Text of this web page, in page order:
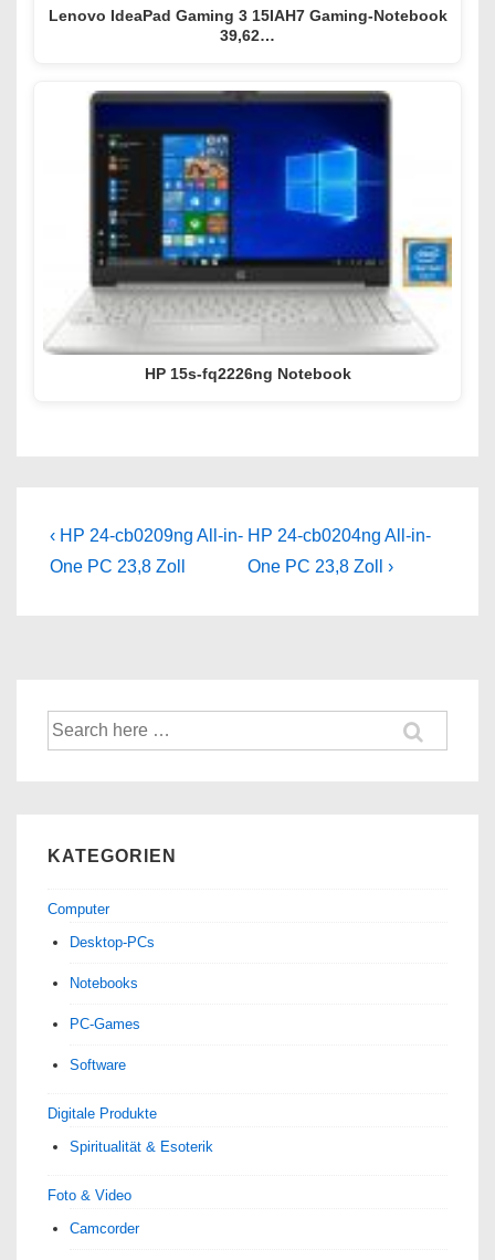
Lenovo IdeaPad Gaming 3 15IAH7 Gaming-Notebook
39,62…
HP 15s-fq2226ng Notebook
Beitragsnavigation
Previous
Post
‹ HP 24-cb0209ng All-in-
One PC 23,8 Zoll
Next
Post
HP 24-cb0204ng All-in-
One PC 23,8 Zoll ›
Suche
nach:
KATEGORIEN
Computer
Desktop-PCs
Notebooks
PC-Games
Software
Digitale Produkte
Spiri­tua­lität & Esoterik
Foto & Video
Camcorder